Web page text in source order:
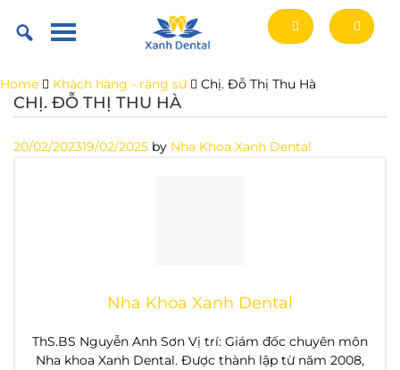
Home Khách hàng - răng sứ Chị. Đỗ Thị Thu Hà
CHỊ. ĐỖ THỊ THU HÀ
20/02/202319/02/2025 by Nha Khoa Xanh Dental
Nha Khoa Xanh Dental
ThS.BS Nguyễn Anh Sơn Vị trí: Giám đốc chuyên môn
Nha khoa Xanh Dental. Được thành lập từ năm 2008,